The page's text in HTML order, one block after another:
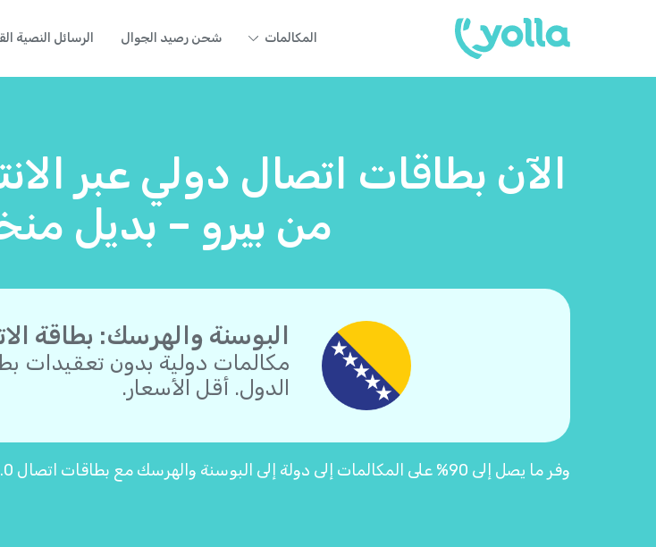
المكالمات شحن رصيد الجوال الرسائل النصية
الآن بطاقات اتصال دولي عبر
من بيرو – بديل
البوسنة والهرسك: بطاقة
مكالمات دولية بدون تعقيدات
الدول. أقل الأسعار.
وفر ما يصل إلى 90% على المكالمات إلى دولة إلى البوسنة والهرسك مع بطاقات اتصال Yolla "2.0"